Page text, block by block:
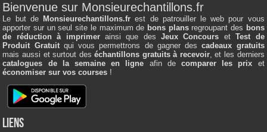
Bienvenue sur Monsieurechantillons.fr
Le but de Monsieurechantillons.fr est de patrouiller le web pour vous
apporter sur un seul site le maximum de bons plansregroupant des bons
de réduction à imprimerainsi que desJeux Concours etTest de
Produit Gratuitqui vous permettrons de gagner descadeaux gratuits
mais aussi et surtout deséchantillons gratuits à recevoir, et les derniers
catalogues de la semaine en ligne afin de comparer les prix et
économiser sur vos courses !
Liens